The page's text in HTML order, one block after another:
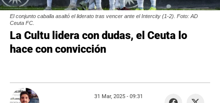
El conjunto caballa asaltó el liderato tras vencer ante el Intercity (1-2). Foto: AD
Ceuta FC.
La Cultu lidera con dudas, el Ceuta lo
hace con convicción
31 Mar, 2025 - 09:31